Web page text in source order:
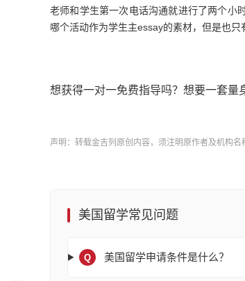
老师和学生第一次电话沟通就进行了两个小
哪个活动作为学生主essay的素材，但是也只
想获得一对一免费指导吗？想要一套量
声明：转载金吉列原创内容，须注明原作者及机构名
美国留学常见问题
Q 美国留学申请条件是什么？